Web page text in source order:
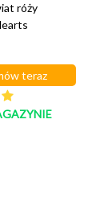
róży
teraz